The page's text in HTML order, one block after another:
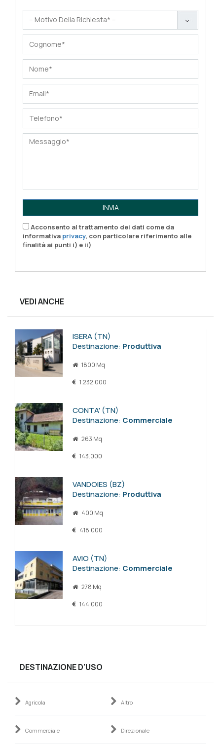
INVIA
Acconsento al trattamento dei dati come da
informativa privacy, con particolare riferimento alle
finalità ai punti i) e ii)
VEDI ANCHE
ISERA (TN)
Destinazione: Produttiva
1800 Mq
1.232.000
CONTA' (TN)
Destinazione: Commerciale
263 Mq
143.000
VANDOIES (BZ)
Destinazione: Produttiva
400 Mq
418.000
AVIO (TN)
Destinazione: Commerciale
278 Mq
144.000
DESTINAZIONE D'USO
Agricola Altro
Commerciale Direzionale